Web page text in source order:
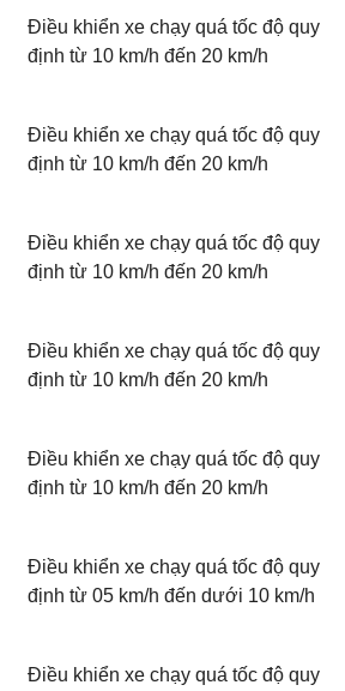
Điều khiển xe chạy quá tốc độ quy
định từ 10 km/h đến 20 km/h
Điều khiển xe chạy quá tốc độ quy
định từ 10 km/h đến 20 km/h
Điều khiển xe chạy quá tốc độ quy
định từ 10 km/h đến 20 km/h
Điều khiển xe chạy quá tốc độ quy
định từ 10 km/h đến 20 km/h
Điều khiển xe chạy quá tốc độ quy
định từ 10 km/h đến 20 km/h
Điều khiển xe chạy quá tốc độ quy
định từ 05 km/h đến dưới 10 km/h
Điều khiển xe chạy quá tốc độ quy